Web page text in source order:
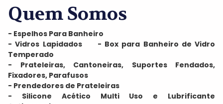
Quem Somos
- Espelhos Para Banheiro
- Vidros Lapidados - Box para Banheiro de Vidro
Temperado
- Prateleiras, Cantoneiras, Suportes Fendados,
Fixadores, Parafusos
- Prendedores de Prateleiras
- Silicone Acético Multi Uso e Lubrificante